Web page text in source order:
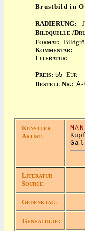
Brustbild in
RADIERUNG:
BILDQUELLE /D
FORMAT:
KOMMENTAR:
LITERATUR:
x
PREIS: 55 EUR
BESTELL-NR.:
KÜNSTLER
ARTIST:
LITERATUR
SOURCE:
GEDENKTAG:
GENEALOGIE: